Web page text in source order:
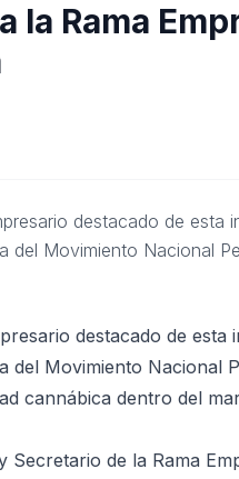
la Rama
destacado de esta
del Movimiento Nacional
destacado de esta
del Movimiento Nacional
cannábica dentro del
de la Rama